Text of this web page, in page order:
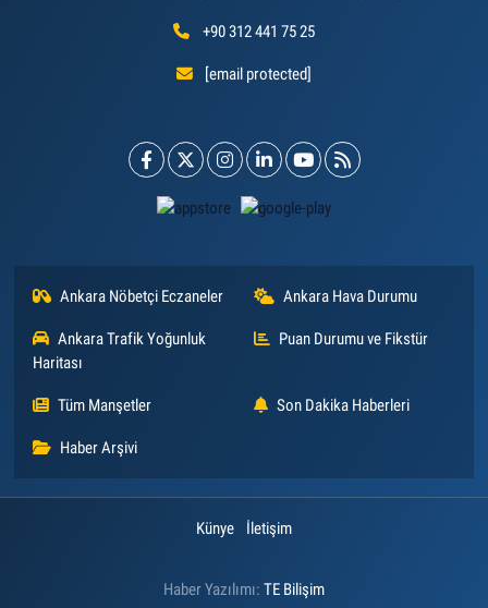
+90 312 441 75 25
[email protected]
Ankara Nöbetçi Eczaneler Ankara Hava Durumu
Ankara Trafik Yoğunluk
Haritası
Puan Durumu ve Fikstür
Tüm Manşetler Son Dakika Haberleri
Haber Arşivi
Künye İletişim
Haber Yazılımı: TE Bilişim